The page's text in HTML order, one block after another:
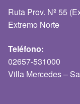
Ruta Prov. Nº 55
Extremo Norte
Teléfono:
02657-531000
Villa Mercedes –